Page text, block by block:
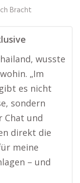
Bracht
wusste
„Im
es nicht
sondern
Chat und
direkt die
meine
– und